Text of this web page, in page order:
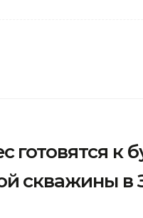
готовятся к
скважины в